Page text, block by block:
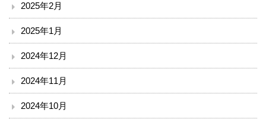
診療
入院のご案内
小児科を受診される方へ
2025年2月
2025年1月
2024年12月
2024年11月
2024年10月